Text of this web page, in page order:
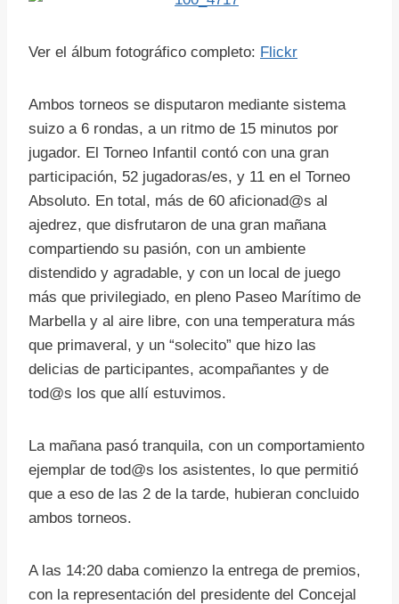
Ver el álbum fotográfico completo: Flickr
Ambos torneos se disputaron mediante sistema
suizo a 6 rondas, a un ritmo de 15 minutos por
jugador. El Torneo Infantil contó con una gran
participación, 52 jugadoras/es, y 11 en el Torneo
Absoluto. En total, más de 60 aficionad@s al
ajedrez, que disfrutaron de una gran mañana
compartiendo su pasión, con un ambiente
distendido y agradable, y con un local de juego
más que privilegiado, en pleno Paseo Marítimo de
Marbella y al aire libre, con una temperatura más
que primaveral, y un “solecito” que hizo las
delicias de participantes, acompañantes y de
tod@s los que allí estuvimos.
La mañana pasó tranquila, con un comportamiento
ejemplar de tod@s los asistentes, lo que permitió
que a eso de las 2 de la tarde, hubieran concluido
ambos torneos.
A las 14:20 daba comienzo la entrega de premios,
con la representación del presidente del Concejal